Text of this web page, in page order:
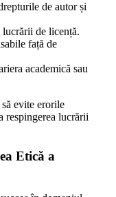
de autor și
de licență.
față de
academică sau
evite erorile
respingerea lucrării
Etică a